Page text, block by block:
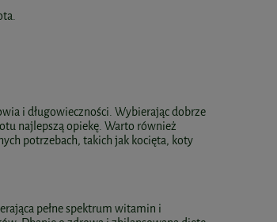
i długowieczności. Wybierając dobrze
najlepszą opiekę. Warto również
potrzebach, takich jak kocięta, koty
pełne spektrum witamin i